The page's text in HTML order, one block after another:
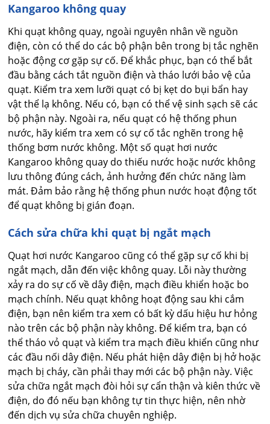
Kangaroo không quay
Khi quạt không quay, ngoài nguyên nhân về nguồn
điện, còn có thể do các bộ phận bên trong bị tắc nghẽn
hoặc động cơ gặp sự cố. Để khắc phục, bạn có thể bắt
đầu bằng cách tắt nguồn điện và tháo lưới bảo vệ của
quạt. Kiểm tra xem lưỡi quạt có bị kẹt do bụi bẩn hay
vật thể lạ không. Nếu có, bạn có thể vệ sinh sạch sẽ các
bộ phận này. Ngoài ra, nếu quạt có hệ thống phun
nước, hãy kiểm tra xem có sự cố tắc nghẽn trong hệ
thống bơm nước không. Một số quạt hơi nước
Kangaroo không quay do thiếu nước hoặc nước không
lưu thông đúng cách, ảnh hưởng đến chức năng làm
mát. Đảm bảo rằng hệ thống phun nước hoạt động tốt
để quạt không bị gián đoạn.
Cách sửa chữa khi quạt bị ngắt mạch
Quạt hơi nước Kangaroo cũng có thể gặp sự cố khi bị
ngắt mạch, dẫn đến việc không quay. Lỗi này thường
xảy ra do sự cố về dây điện, mạch điều khiển hoặc bo
mạch chính. Nếu quạt không hoạt động sau khi cắm
điện, bạn nên kiểm tra xem có bất kỳ dấu hiệu hư hỏng
nào trên các bộ phận này không. Để kiểm tra, bạn có
thể tháo vỏ quạt và kiểm tra mạch điều khiển cũng như
các đầu nối dây điện. Nếu phát hiện dây điện bị hở hoặc
mạch bị cháy, cần phải thay mới các bộ phận này. Việc
sửa chữa ngắt mạch đòi hỏi sự cẩn thận và kiên thức về
điện, do đó nếu bạn không tự tin thực hiện, nên nhờ
đến dịch vụ sửa chữa chuyên nghiệp.